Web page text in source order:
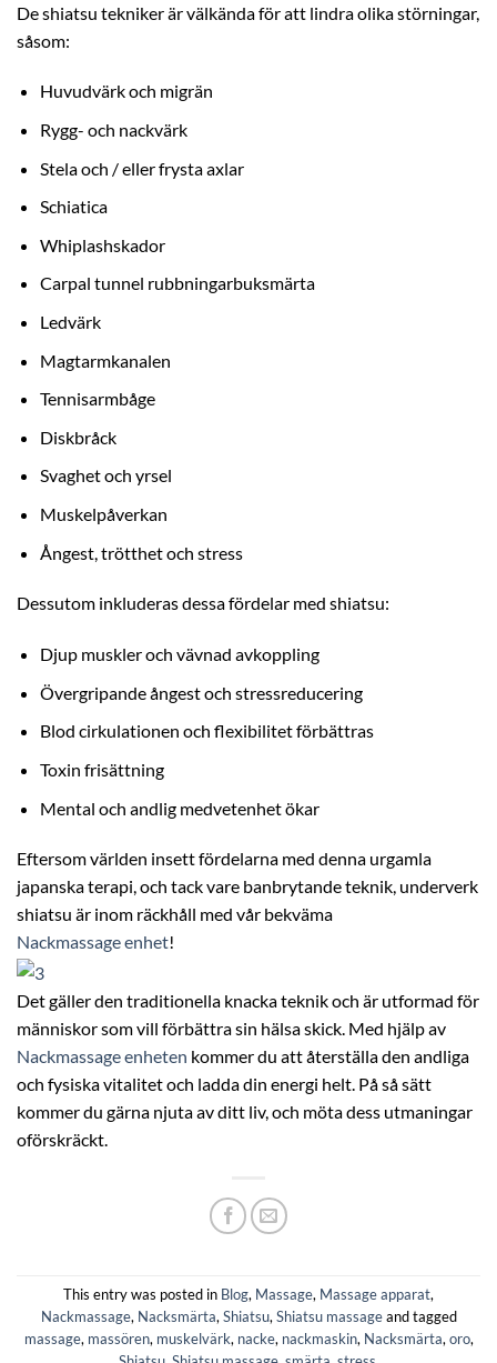
De shiatsu tekniker är välkända för att lindra olika störningar,
såsom:
Huvudvärk och migrän
Rygg- och nackvärk
Stela och / eller frysta axlar
Schiatica
Whiplashskador
Carpal tunnel rubbningarbuksmärta
Ledvärk
Magtarmkanalen
Tennisarmbåge
Diskbråck
Svaghet och yrsel
Muskelpåverkan
Ångest, trötthet och stress
Dessutom inkluderas dessa fördelar med shiatsu:
Djup muskler och vävnad avkoppling
Övergripande ångest och stressreducering
Blod cirkulationen och flexibilitet förbättras
Toxin frisättning
Mental och andlig medvetenhet ökar
Eftersom världen insett fördelarna med denna urgamla
japanska terapi, och tack vare banbrytande teknik, underverk
shiatsu är inom räckhåll med vår bekväma
Nackmassage enhet!
Det gäller den traditionella knacka teknik och är utformad för
människor som vill förbättra sin hälsa skick. Med hjälp av
Nackmassage enheten kommer du att återställa den andliga
och fysiska vitalitet och ladda din energi helt. På så sätt
kommer du gärna njuta av ditt liv, och möta dess utmaningar
oförskräckt.
This entry was posted in Blog, Massage, Massage apparat,
Nackmassage, Nacksmärta, Shiatsu, Shiatsu massageand tagged
massage, massören, muskelvärk, nacke, nackmaskin, Nacksmärta, oro,